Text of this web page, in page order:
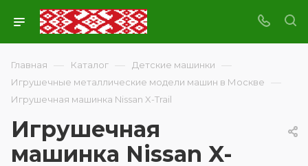
Главная — Каталог — Детские машинки —
Игрушечные металлические модели машин в Москве —
Игрушечная машинка Nissan X-Trail
Игрушечная
машинка Nissan X-